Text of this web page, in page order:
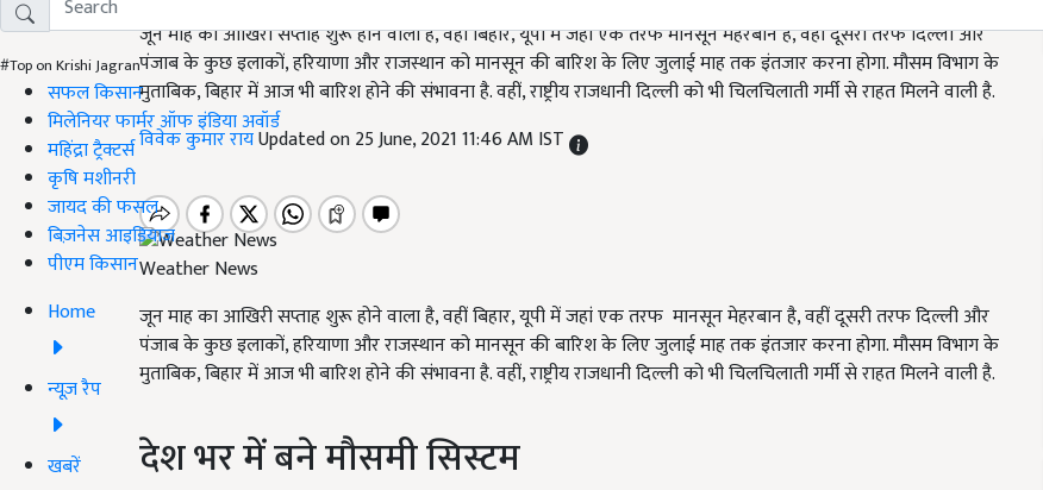
#Top on Krishi Jagran
सफल किसान
मिलेनियर फार्मर ऑफ इंडिया अवॉर्ड
महिंद्रा ट्रैक्टर्स
कृषि मशीनरी
जायद की फसल
बिज़नेस आइडियाज
पीएम किसान
Home
न्यूज़ रैप
खबरें
जून माह का आखिरी सप्ताह शुरू होने वाला है, वहीं बिहार, यूपी में जहां एक तरफ मानसून मेहरबान है, वहीं दूसरी तरफ दिल्ली और
पंजाब के कुछ इलाकों, हरियाणा और राजस्थान को मानसून की बारिश के लिए जुलाई माह तक इंतजार करना होगा. मौसम विभाग के
मुताबिक, बिहार में आज भी बारिश होने की संभावना है. वहीं, राष्ट्रीय राजधानी दिल्ली को भी चिलचिलाती गर्मी से राहत मिलने वाली है.
विवेक कुमार रायUpdated on 25 June, 2021 11:46 AM IST
Weather News
जून माह का आखिरी सप्ताह शुरू होने वाला है, वहीं बिहार, यूपी में जहां एक तरफ मानसून मेहरबान है, वहीं दूसरी तरफ दिल्ली और
पंजाब के कुछ इलाकों, हरियाणा और राजस्थान को मानसून की बारिश के लिए जुलाई माह तक इंतजार करना होगा. मौसम विभाग के
मुताबिक, बिहार में आज भी बारिश होने की संभावना है. वहीं, राष्ट्रीय राजधानी दिल्ली को भी चिलचिलाती गर्मी से राहत मिलने वाली है.
देश भर में बने मौसमी सिस्टम